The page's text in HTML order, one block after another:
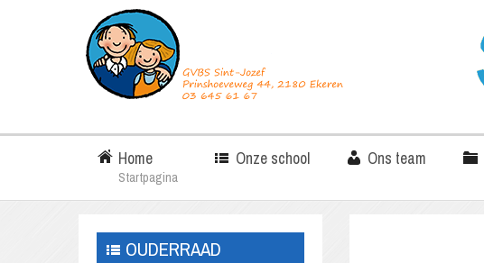
Home
Startpagina
Onze school Ons team
OUDERRAAD